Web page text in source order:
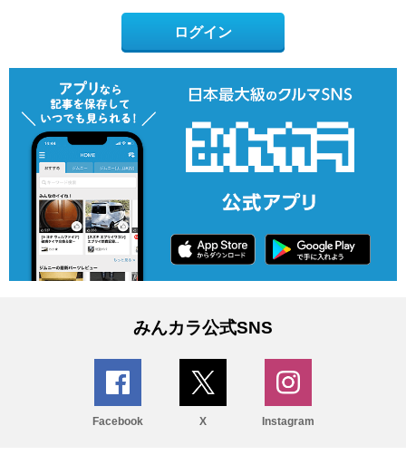
ログイン
みんカラ公式SNS
Facebook X Instagram